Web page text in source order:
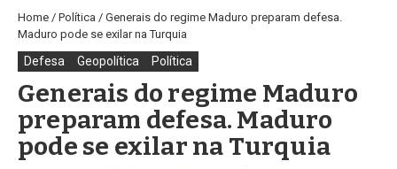
Home / Política / Generais do regime Maduro preparam defesa.
Maduro pode se exilar na Turquia
Defesa Geopolítica Política
Generais do regime Maduro
preparam defesa. Maduro
pode se exilar na Turquia